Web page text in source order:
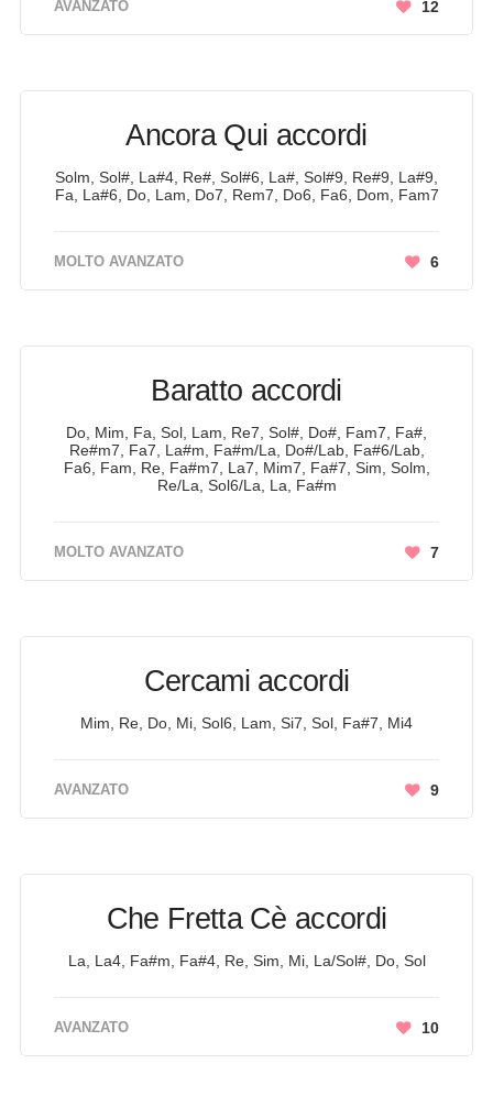
AVANZATO 12
Ancora Qui accordi
Solm, Sol#, La#4, Re#, Sol#6, La#, Sol#9, Re#9, La#9,
Fa, La#6, Do, Lam, Do7, Rem7, Do6, Fa6, Dom, Fam7
MOLTO AVANZATO 6
Baratto accordi
Do, Mim, Fa, Sol, Lam, Re7, Sol#, Do#, Fam7, Fa#,
Re#m7, Fa7, La#m, Fa#m/La, Do#/Lab, Fa#6/Lab,
Fa6, Fam, Re, Fa#m7, La7, Mim7, Fa#7, Sim, Solm,
Re/La, Sol6/La, La, Fa#m
MOLTO AVANZATO 7
Cercami accordi
Mim, Re, Do, Mi, Sol6, Lam, Si7, Sol, Fa#7, Mi4
AVANZATO 9
Che Fretta Cè accordi
La, La4, Fa#m, Fa#4, Re, Sim, Mi, La/Sol#, Do, Sol
AVANZATO 10